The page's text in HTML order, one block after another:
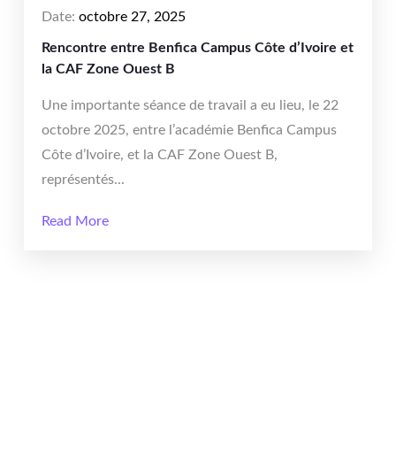
Date: octobre 27, 2025
Rencontre entre Benfica Campus Côte d’Ivoire et
la CAF Zone Ouest B
Une importante séance de travail a eu lieu, le 22
octobre 2025, entre l’académie Benfica Campus
Côte d’Ivoire, et la CAF Zone Ouest B,
représentés...
Read More